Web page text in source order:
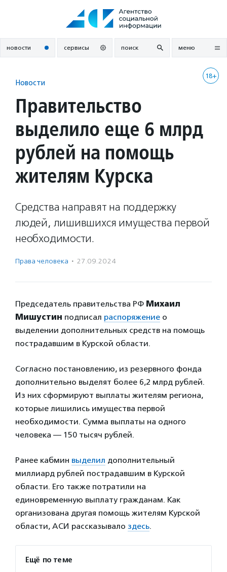
новости сервисы поиск меню
18+
Новости
Правительство
выделило еще 6 млрд
рублей на помощь
жителям Курска
Средства направят на поддержку
людей, лишившихся имущества первой
необходимости.
Права человека · 27.09.2024
Председатель правительства РФ Михаил
Мишустин подписал распоряжение о
выделении дополнительных средств на помощь
пострадавшим в Курской области.
Согласно постановлению, из резервного фонда
дополнительно выделят более 6,2 млрд рублей.
Из них сформируют выплаты жителям региона,
которые лишились имущества первой
необходимости. Сумма выплаты на одного
человека — 150 тысяч рублей.
Ранее кабмин выделил дополнительный
миллиард рублей пострадавшим в Курской
области. Его также потратили на
единовременную выплату гражданам. Как
организована другая помощь жителям Курской
области, АСИ рассказывало здесь.
Ещё по теме